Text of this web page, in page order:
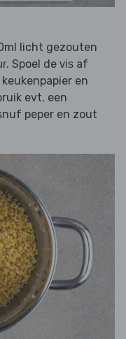
licht gezouten
. Spoel de vis af
en
evt. een
peper en zout